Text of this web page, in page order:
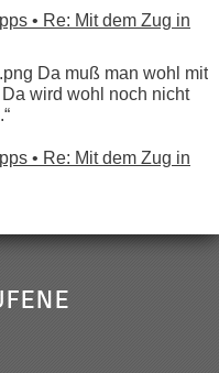
• Re: Mit dem Zug in
Da muß man wohl mit
wird wohl noch nicht
• Re: Mit dem Zug in
trotzdem im Text gleich